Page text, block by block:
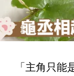
「主角只